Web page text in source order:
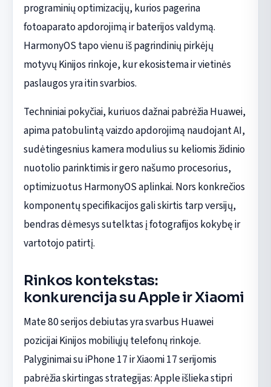
programinių optimizacijų, kurios pagerina
fotoaparato apdorojimą ir baterijos valdymą.
HarmonyOS tapo vienu iš pagrindinių pirkėjų
motyvų Kinijos rinkoje, kur ekosistema ir vietinės
paslaugos yra itin svarbios.
Techniniai pokyčiai, kuriuos dažnai pabrėžia Huawei,
apima patobulintą vaizdo apdorojimą naudojant AI,
sudėtingesnius kamera modulius su keliomis židinio
nuotolio parinktimis ir gero našumo procesorius,
optimizuotus HarmonyOS aplinkai. Nors konkrečios
komponentų specifikacijos gali skirtis tarp versijų,
bendras dėmesys sutelktas į fotografijos kokybę ir
vartotojo patirtį.
Rinkos kontekstas:
konkurencija su Apple ir Xiaomi
Mate 80 serijos debiutas yra svarbus Huawei
pozicijai Kinijos mobiliųjų telefonų rinkoje.
Palyginimai su iPhone 17 ir Xiaomi 17 serijomis
pabrėžia skirtingas strategijas: Apple išlieka stipri